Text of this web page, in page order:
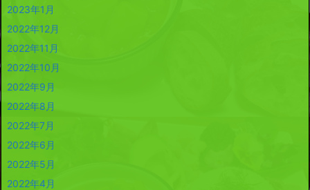
2023年1月
2022年12月
2022年11月
2022年10月
2022年9月
2022年8月
2022年7月
2022年6月
2022年5月
2022年4月